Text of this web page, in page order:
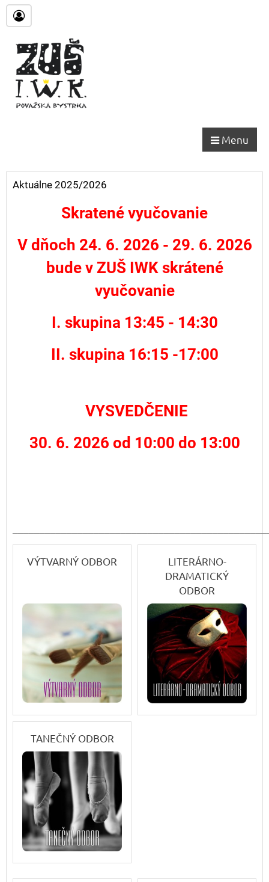
Menu
Aktuálne 2025/2026
Skratené vyučovanie
V dňoch 24. 6. 2026 - 29. 6. 2026
bude v ZUŠ IWK skrátené
vyučovanie
I. skupina 13:45 - 14:30
II. skupina 16:15 -17:00
VYSVEDČENIE
30. 6. 2026 od 10:00 do 13:00
VÝTVARNÝ ODBOR
LITERÁRNO-
DRAMATICKÝ
ODBOR
TANEČNÝ ODBOR